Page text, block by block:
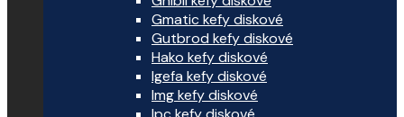
Gmatic kefy diskové
Gutbrod kefy diskové
Hako kefy diskové
Igefa kefy diskové
Img kefy diskové